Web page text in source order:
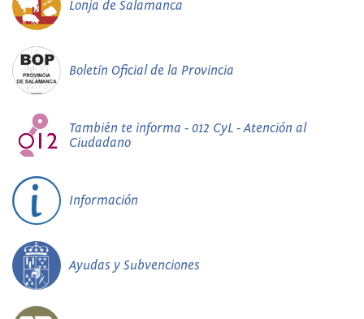
Lonja de Salamanca
Boletín Oficial de la Provincia
También te informa - 012 CyL - Atención al
Ciudadano
Información
Ayudas y Subvenciones